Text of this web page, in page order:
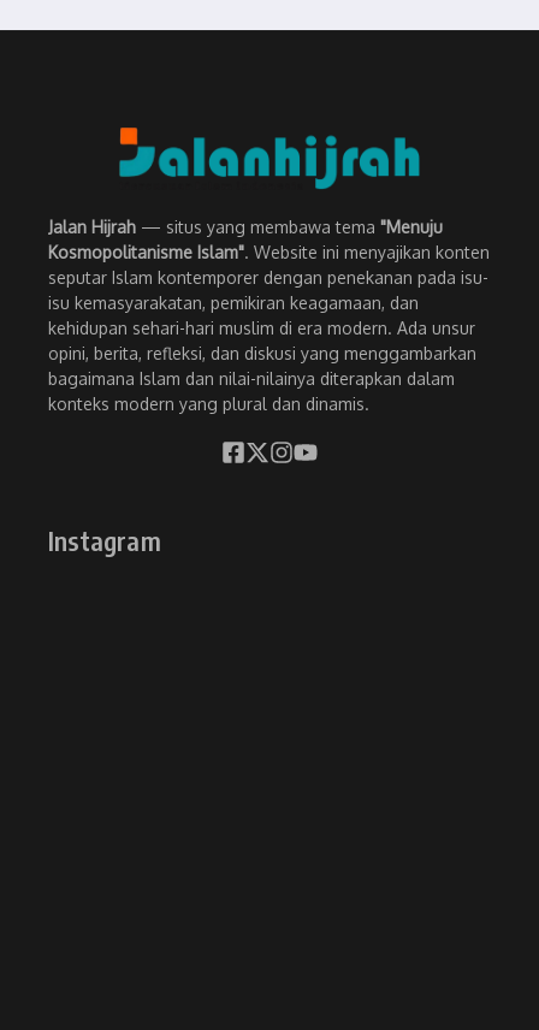
Jalan Hijrah — situs yang membawa tema "Menuju
Kosmopolitanisme Islam". Website ini menyajikan konten
seputar Islam kontemporer dengan penekanan pada isu-
isu kemasyarakatan, pemikiran keagamaan, dan
kehidupan sehari-hari muslim di era modern. Ada unsur
opini, berita, refleksi, dan diskusi yang menggambarkan
bagaimana Islam dan nilai-nilainya diterapkan dalam
konteks modern yang plural dan dinamis.
Instagram